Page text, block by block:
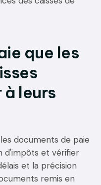
que les
leurs
documents de paie
d'impôts et vérifier
et la précision
remis en